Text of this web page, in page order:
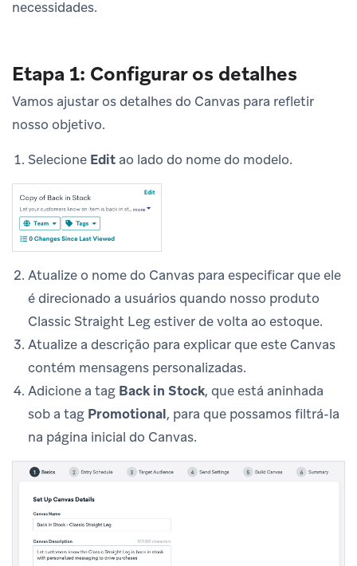
necessidades.
Etapa 1: Configurar os detalhes
Vamos ajustar os detalhes do Canvas para refletir
nosso objetivo.
Selecione Edit ao lado do nome do modelo.
Atualize o nome do Canvas para especificar que ele
é direcionado a usuários quando nosso produto
Classic Straight Leg estiver de volta ao estoque.
Atualize a descrição para explicar que este Canvas
contém mensagens personalizadas.
Adicione a tag Back in Stock, que está aninhada
sob a tag Promotional, para que possamos filtrá-la
na página inicial do Canvas.